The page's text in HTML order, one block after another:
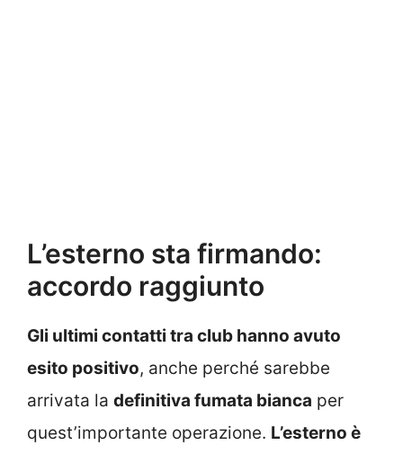
L’esterno sta firmando:
accordo raggiunto
Gli ultimi contatti tra club hanno avuto
esito positivo, anche perché sarebbe
arrivata la definitiva fumata bianca per
quest’importante operazione. L’esterno è